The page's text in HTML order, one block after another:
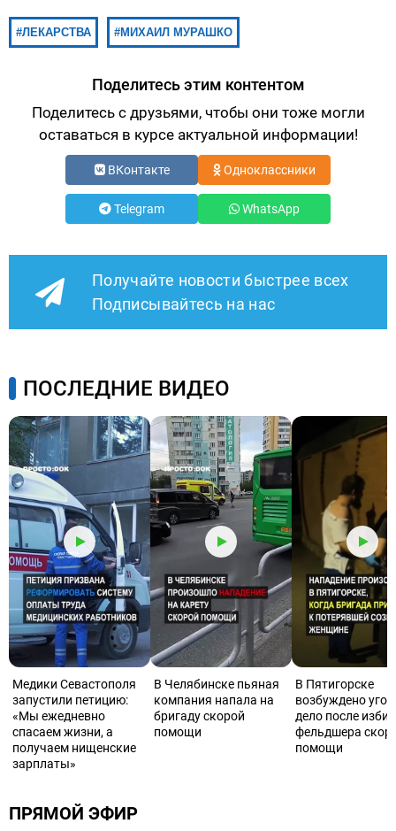
ЛЕКАРСТВА МИХАИЛ МУРАШКО
Поделитесь этим контентом
Поделитесь с друзьями, чтобы они тоже могли
оставаться в курсе актуальной информации!
ВКонтакте Одноклассники
Telegram WhatsApp
Получайте новости быстрее всех
Подписывайтесь на нас
ПОСЛЕДНИЕ ВИДЕО
Медики Севастополя
запустили петицию:
«Мы ежедневно
спасаем жизни, а
получаем нищенские
зарплаты»
В Челябинске пьяная
компания напала на
бригаду скорой
помощи
В Пятигорске
возбуждено
дело после
фельдшера
помощи
ПРЯМОЙ ЭФИР